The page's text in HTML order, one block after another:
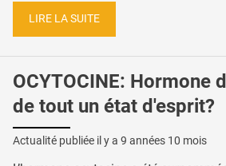
LIRE LA SUITE
OCYTOCINE: Hormone
de tout un état d'esprit?
Actualité publiée il y a 9 années 10 mois